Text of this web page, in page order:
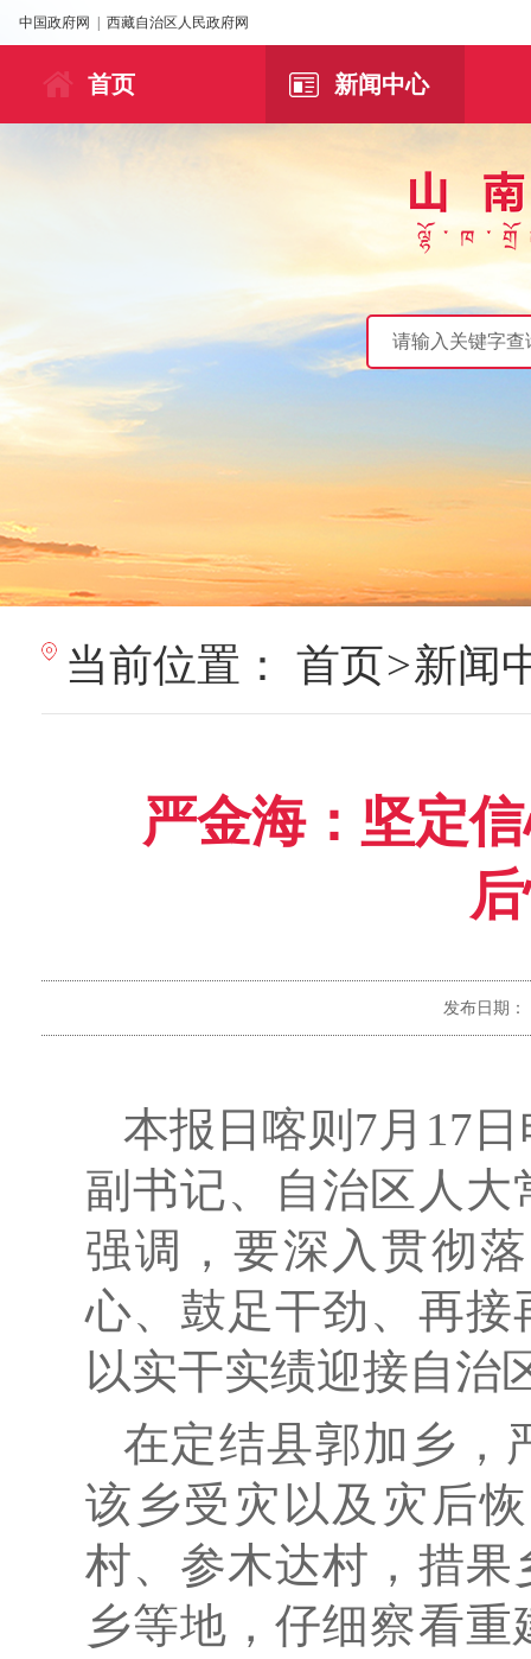
中国政府网 西藏自治区人民政府网
首页 新闻中心
当前位置： 首页>新闻
严金海：坚定
发布日期：
本报日喀则7月17
副书记、自治区人
强调，要深入贯彻
心、鼓足干劲、再
以实干实绩迎接自治
在定结县郭加乡，
该乡受灾以及灾后
村、参木达村，措
乡等地，仔细察看